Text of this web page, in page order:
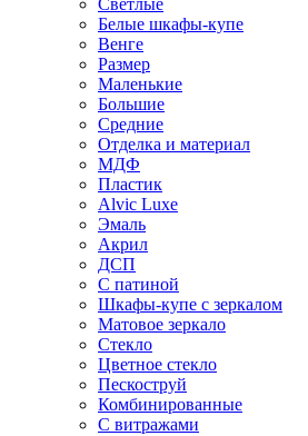
Светлые
Белые шкафы-купе
Венге
Размер
Маленькие
Большие
Средние
Отделка и материал
МДФ
Пластик
Alvic Luxe
Эмаль
Акрил
ДСП
С патиной
Шкафы-купе с зеркалом
Матовое зеркало
Стекло
Цветное стекло
Пескоструй
Комбинированные
С витражами